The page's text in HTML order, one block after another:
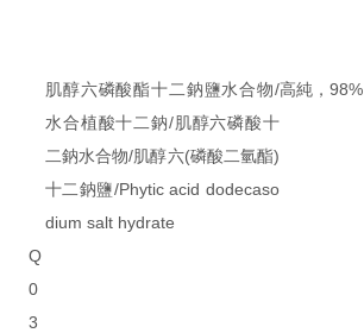
Q
0
3
肌醇六磷酸酯十二鈉鹽水合物/
水合植酸十二鈉/肌醇六磷酸十
二鈉水合物/肌醇六(磷酸二氫酯)
十二鈉鹽/Phytic acid dodecaso
dium salt hydrate
高純，98%